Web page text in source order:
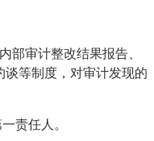
审计整改结果报告、
等制度，对审计发现的
责任人。